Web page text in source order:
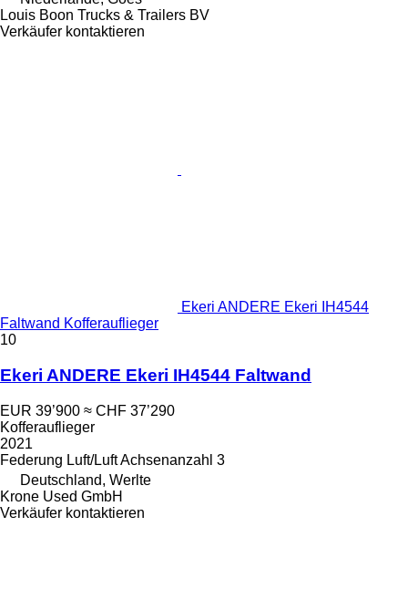
Louis Boon Trucks & Trailers BV
Verkäufer kontaktieren
Ekeri ANDERE Ekeri IH4544
Faltwand Kofferauflieger
10
Ekeri ANDERE Ekeri IH4544 Faltwand
EUR 39’900 ≈ CHF 37’290
Kofferauflieger
2021
Federung Luft/LuftAchsenanzahl 3
Deutschland, Werlte
Krone Used GmbH
Verkäufer kontaktieren